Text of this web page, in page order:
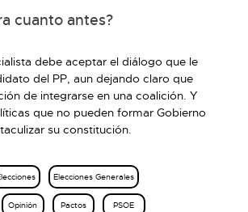
cuanto antes?
debe aceptar el diálogo que le
del PP, aun dejando claro que
de integrarse en una coalición. Y
que no pueden formar Gobierno
su constitución.
Elecciones Generales
Opinión Pactos PSOE